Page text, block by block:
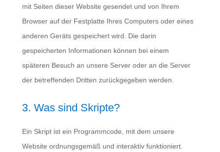
mit Seiten dieser Website gesendet und von Ihrem
Browser auf der Festplatte Ihres Computers oder eines
anderen Geräts gespeichert wird. Die darin
gespeicherten Informationen können bei einem
späteren Besuch an unsere Server oder an die Server
der betreffenden Dritten zurückgegeben werden.
3. Was sind Skripte?
Ein Skript ist ein Programmcode, mit dem unsere
Website ordnungsgemäß und interaktiv funktioniert.